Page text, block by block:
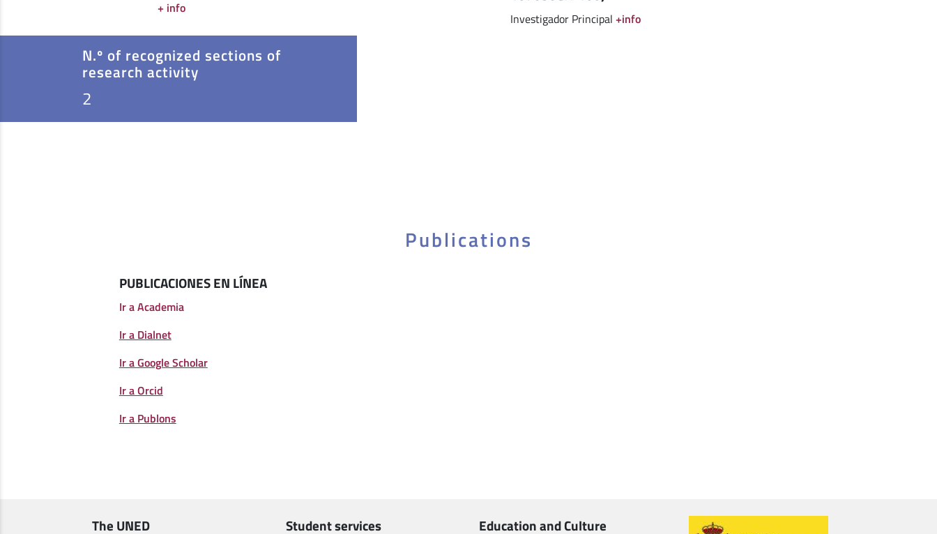
+ info
Investigador Principal +info
N.º of recognized sections of
research activity
2
Publications
PUBLICACIONES EN LÍNEA
Ir a Academia
Ir a Dialnet
Ir a Google Scholar
Ir a Orcid
Ir a Publons
The UNED Student services Education and Culture